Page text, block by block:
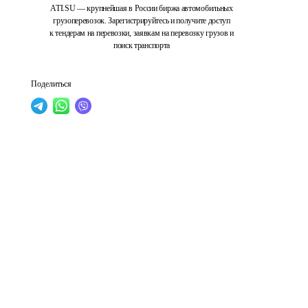
ATI.SU — крупнейшая в России биржа автомобильных
грузоперевозок. Зарегистрируйтесь и получите доступ
к тендерам на перевозки, заявкам на перевозку грузов и
поиск транспорта
Поделиться